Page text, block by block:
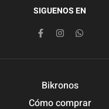
SIGUENOS EN
Bikronos
Cómo comprar